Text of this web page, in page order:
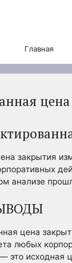
Главная
закрытия
анализе
цена
любых
это исходная